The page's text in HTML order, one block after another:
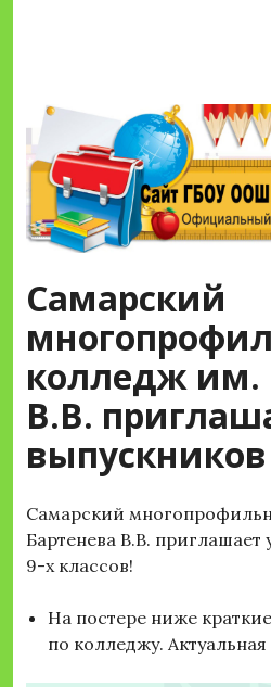
Сайт ГБОУ ООШ
Самарский
колледж им.
В.В.
выпускников
Самарский
Бартенева В.В. приглашает
9-х классов!
На постере ниже
по колледжу.